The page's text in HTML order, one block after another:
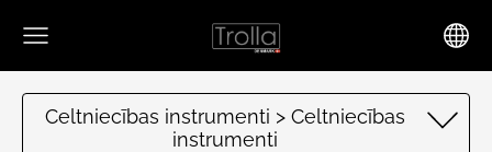
Celtniecības instrumenti > Celtniecības
instrumenti